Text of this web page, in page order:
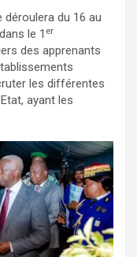
déroulera du 16 au
le 1 er
des apprenants
les différentes
ayant les